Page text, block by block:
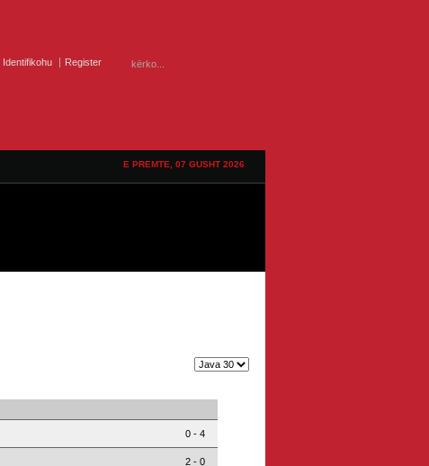
Identifikohu Register
E PREMTE, 07 GUSHT 2026
0 - 4
2 - 0